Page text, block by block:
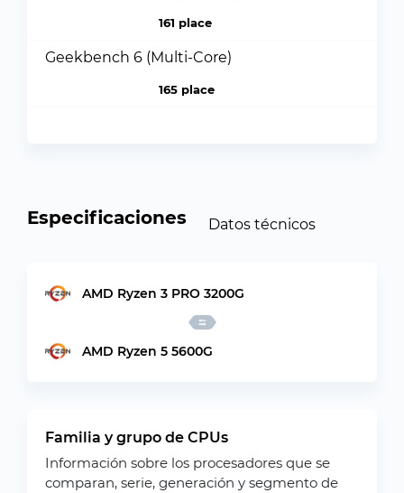
161 place
Geekbench 6 (Multi-Core)
165 place
Especificaciones Datos técnicos
AMD Ryzen 3 PRO 3200G
AMD Ryzen 5 5600G
Familia y grupo de CPUs
Información sobre los procesadores que se
comparan, serie, generación y segmento de